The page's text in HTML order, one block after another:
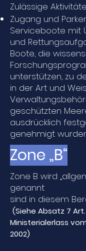
Zulässige
Zugang und
Serviceboote mit
und
Boote, die
unterstützen, zu
in der Art und
geschützten
ausdrücklich
genehmigt
Zone „B“
Zone B wird
genannt
sind in diesem
(Siehe Absatz 7
Ministerialerlass
2002)